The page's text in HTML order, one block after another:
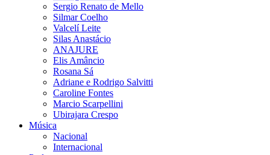
Sergio Renato de Mello
Silmar Coelho
Valcelí Leite
Silas Anastácio
ANAJURE
Elis Amâncio
Rosana Sá
Adriane e Rodrigo Salvitti
Caroline Fontes
Marcio Scarpellini
Ubirajara Crespo
Música
Nacional
Internacional